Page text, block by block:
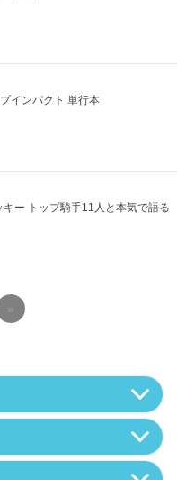
インパクト 単行本
ー トップ騎手11人と本気で語る
»